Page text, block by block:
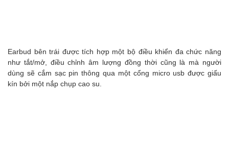
Earbud bên trái được tích hợp một bộ điều khiển đa chức năng
như tắt/mở, điều chỉnh âm lượng đồng thời cũng là mà người
dùng sẽ cắm sạc pin thông qua một cổng micro usb được giấu
kín bởi một nắp chụp cao su.